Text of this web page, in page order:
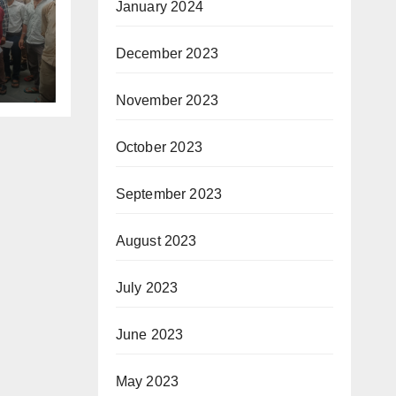
January 2024
December 2023
November 2023
October 2023
September 2023
August 2023
July 2023
June 2023
May 2023